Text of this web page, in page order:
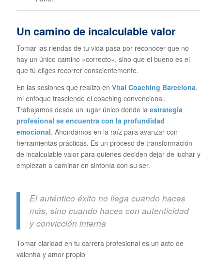
Un camino de incalculable valor
Tomar las riendas de tu vida pasa por reconocer que no
hay un único camino «correcto», sino que el bueno es el
que tú eliges recorrer conscientemente.
En las sesiones que realizo en Vital Coaching Barcelona,
mi enfoque trasciende el coaching convencional.
Trabajamos desde un lugar único donde la estrategia
profesional se encuentra con la profundidad
emocional. Ahondamos en la raíz para avanzar con
herramientas prácticas. Es un proceso de transformación
de incalculable valor para quienes deciden dejar de luchar y
empiezan a caminar en sintonía con su ser.
El auténtico éxito no llega cuando haces
más, sino cuando haces con autenticidad
y convicción interna
Tomar claridad en tu carrera profesional es un acto de
valentía y amor propio